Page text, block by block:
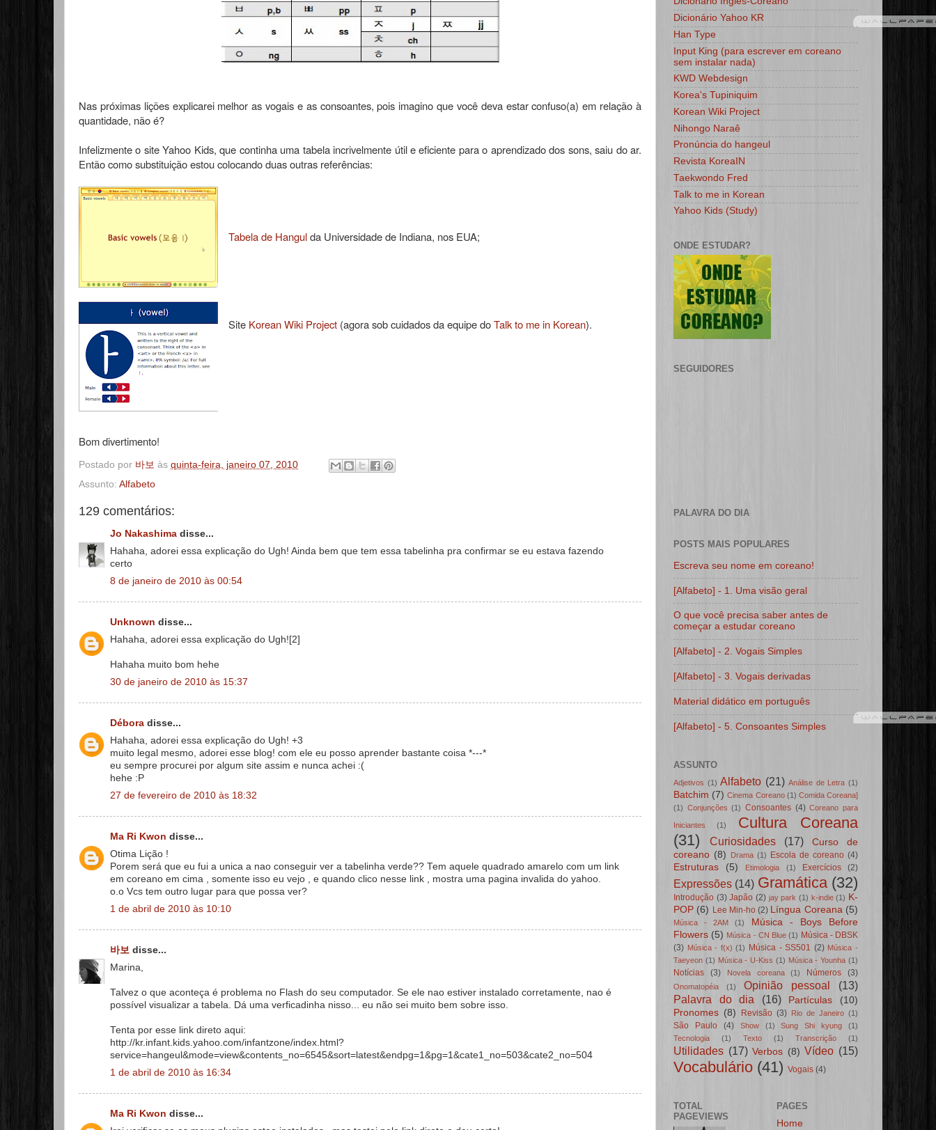
Nas próximas lições explicarei melhor as vogais e as consoantes, pois imagino que você deva estar confuso(a) em relação à
quantidade, não é?
Infelizmente o site Yahoo Kids, que continha uma tabela incrivelmente útil e eficiente para o aprendizado dos sons, saiu do ar.
Então como substituição estou colocando duas outras referências:
Tabela de Hangulda Universidade de Indiana, nos EUA;
Site Korean Wiki Project(agora sob cuidados da equipe doTalk to me in Korean).
Bom divertimento!
Postado por 바보 às quinta-feira, janeiro 07, 2010
Assunto: Alfabeto
129 comentários:
Jo Nakashima disse...
Hahaha, adorei essa explicação do Ugh! Ainda bem que tem essa tabelinha pra confirmar se eu estava fazendo
certo
8 de janeiro de 2010 às 00:54
Unknown disse...
Hahaha, adorei essa explicação do Ugh![2]
Hahaha muito bom hehe
30 de janeiro de 2010 às 15:37
Débora disse...
Hahaha, adorei essa explicação do Ugh! +3
muito legal mesmo, adorei esse blog! com ele eu posso aprender bastante coisa *---*
eu sempre procurei por algum site assim e nunca achei :(
hehe :P
27 de fevereiro de 2010 às 18:32
Ma Ri Kwon disse...
Otima Lição !
Porem será que eu fui a unica a nao conseguir ver a tabelinha verde?? Tem aquele quadrado amarelo com um link
em coreano em cima , somente isso eu vejo , e quando clico nesse link , mostra uma pagina invalida do yahoo.
o.o Vcs tem outro lugar para que possa ver?
1 de abril de 2010 às 10:10
바보 disse...
Marina,
Talvez o que aconteça é problema no Flash do seu computador. Se ele nao estiver instalado corretamente, nao é
possível visualizar a tabela. Dá uma verficadinha nisso... eu não sei muito bem sobre isso.
Tenta por esse link direto aqui:
http://kr.infant.kids.yahoo.com/infantzone/index.html?
service=hangeul&mode=view&contents_no=6545&sort=latest&endpg=1&pg=1&cate1_no=503&cate2_no=504
1 de abril de 2010 às 16:34
Ma Ri Kwon disse...
Dicionário Yahoo KR
Han Type
Input King (para escrever em coreano
sem instalar nada)
KWD Webdesign
Korea's Tupiniquim
Korean Wiki Project
Nihongo Naraê
Pronúncia do hangeul
Revista KoreaIN
Taekwondo Fred
Talk to me in Korean
Yahoo Kids (Study)
ONDE ESTUDAR?
SEGUIDORES
PALAVRA DO DIA
POSTS MAIS POPULARES
Escreva seu nome em coreano!
[Alfabeto] - 1. Uma visão geral
O que você precisa saber antes de
começar a estudar coreano
[Alfabeto] - 2. Vogais Simples
[Alfabeto] - 3. Vogais derivadas
Material didático em português
[Alfabeto] - 5. Consoantes Simples
ASSUNTO
Adjetivos (1) Alfabeto (21) Análise de Letra (1)
Batchim (7) Cinema Coreano (1) Comida Coreana]
(1) Conjunções (1) Consoantes (4) Coreano para
Iniciantes (1)
Cultura Coreana
(31)
Curiosidades (17)
Curso de
coreano (8) Drama (1) Escola de coreano (4)
Estruturas (5) Etimologia (1) Exercícios (2)
Expressões (14) Gramática (32)
Introdução (3) Japão (2) jay park (1) k-indie (1) K-
POP (6) Lee Min-ho (2) Língua Coreana (5)
Música - 2AM (1)
Música - Boys Before
Flowers (5) Música - CN Blue (1) Música - DBSK
(3) Música - f(x) (1) Música - SS501 (2) Música -
Taeyeon (1) Música - U-Kiss (1) Música - Younha (1)
Notícias (3) Novela coreana (1) Números (3)
Onomatopéia (1) Opinião pessoal
(13)
Palavra do dia
(16) Partículas
(10)
Pronomes (8) Revisão (3) Rio de Janeiro (1)
São Paulo (4) Show (1) Sung Shi kyung
(1)
Tecnologia
(1) Texto (1) Transcrição (1)
Utilidades (17) Verbos (8) Vídeo (15)
Vocabulário (41) Vogais (4)
TOTAL
PAGEVIEWS
PAGES
Home